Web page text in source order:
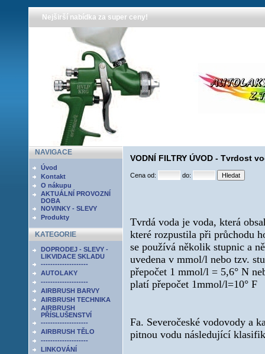
Nejširší nabídka za super ceny!
NAVIGACE
Úvod
Kontakt
O nákupu
AKTUÁLNÍ PROVOZNÍ
DOBA
NOVINKY - SLEVY
Produkty
KATEGORIE
DOPRODEJ - SLEVY -
LIKVIDACE SKLADU
--------------------
AUTOLAKY
--------------------
AIRBRUSH BARVY
AIRBRUSH TECHNIKA
AIRBRUSH
PŘÍSLUŠENSTVÍ
--------------------
AIRBRUSH TĚLO
--------------------
LINKOVÁNÍ
VODNÍ FILTRY ÚVOD - Tvrdost
Cena od: do:
Tvrdá voda je voda, která
které rozpustila při průchodu
se používá několik stupnic a
uvedena v mmol/l nebo tzv.
přepočet 1 mmol/l = 5,6° N
platí přepočet 1mmol/l=10° F
Fa. Severočeské vodovody a
pitnou vodu následující